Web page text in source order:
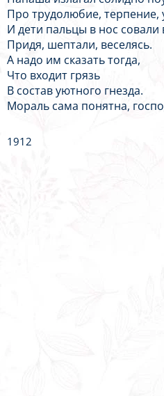
Про трудолюбие, терпение,
И дети пальцы в нос совали
Придя, шептали, веселясь.
А надо им сказать тогда,
Что входит грязь
В состав уютного гнезда.
Мораль сама понятна,
1912